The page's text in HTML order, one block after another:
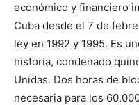
económico y financiero
Cuba desde el 7 de
ley en 1992 y 1995. Es
historia, condenado
Unidas. Dos horas de
necesaria para los